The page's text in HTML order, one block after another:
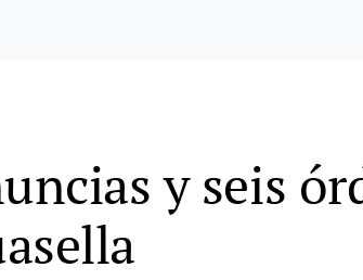
y seis